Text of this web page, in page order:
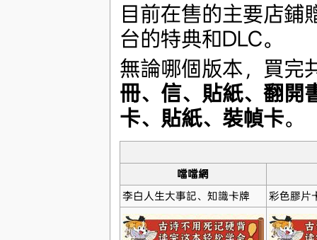
目前在售的主要店鋪
台的特典和DLC。
無論哪個版本，買完
冊、信、貼紙、翻開
卡、貼紙、裝幀卡。
噹噹網
李白人生大事記、知識卡牌
彩色膠片